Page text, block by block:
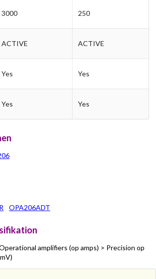
3000 250
ACTIVE ACTIVE
Yes Yes
Yes Yes
OPA206ADT
amplifiers (op amps) > Precision op